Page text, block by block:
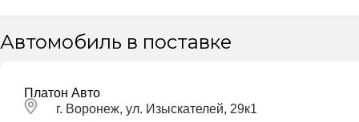
Автомобиль в поставке
Платон Авто
г. Воронеж, ул. Изыскателей, 29к1